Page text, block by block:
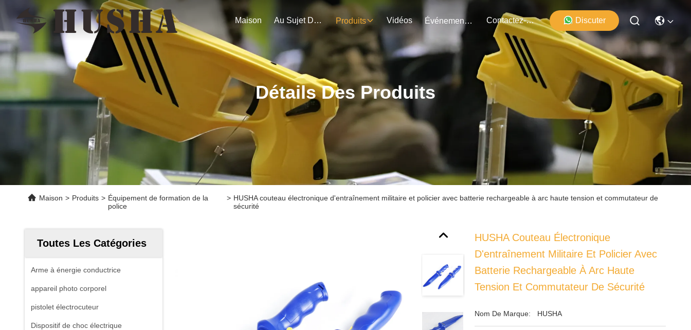
Maison Au Sujet De Nous Produits Vidéos Événements Contactez-Nous Discuter
Détails Des Produits
Maison > Produits > Équipement de formation de la
police
> HUSHA couteau électronique d'entraînement militaire et policier avec batterie rechargeable à arc haute tension et commutateur de
sécurité
Toutes Les Catégories
Arme à énergie conductrice
appareil photo corporel
pistolet électrocuteur
Dispositif de choc électrique
HUSHA Couteau Électronique
D'entraînement Militaire Et Policier Avec
Batterie Rechargeable À Arc Haute
Tension Et Commutateur De Sécurité
Nom De Marque: HUSHA